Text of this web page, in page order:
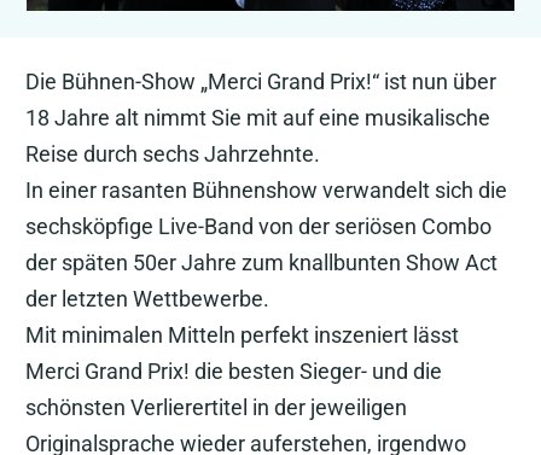
Die Bühnen-Show „Merci Grand Prix!“ ist nun über
18 Jahre alt nimmt Sie mit auf eine musikalische
Reise durch sechs Jahrzehnte.
In einer rasanten Bühnenshow verwandelt sich die
sechsköpfige Live-Band von der seriösen Combo
der späten 50er Jahre zum knallbunten Show Act
der letzten Wettbewerbe.
Mit minimalen Mitteln perfekt inszeniert lässt
Merci Grand Prix! die besten Sieger- und die
schönsten Verlierertitel in der jeweiligen
Originalsprache wieder auferstehen, irgendwo